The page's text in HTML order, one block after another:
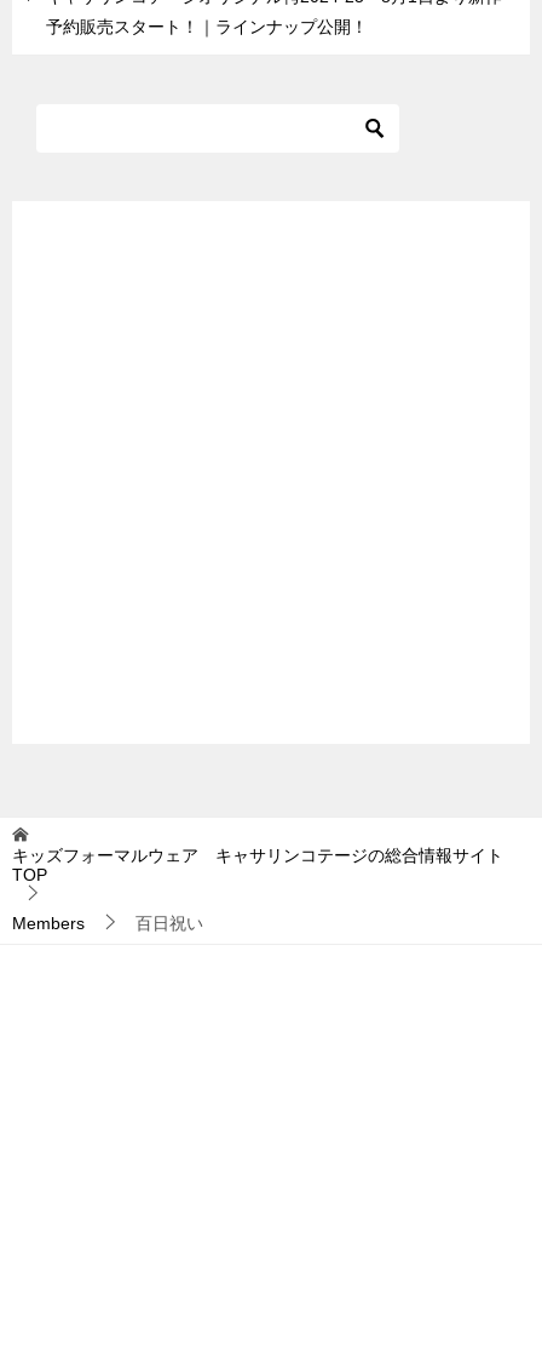
予約販売スタート！｜ラインナップ公開！
キッズフォーマルウェア キャサリンコテージの総合情報サイト
TOP
Members 百日祝い